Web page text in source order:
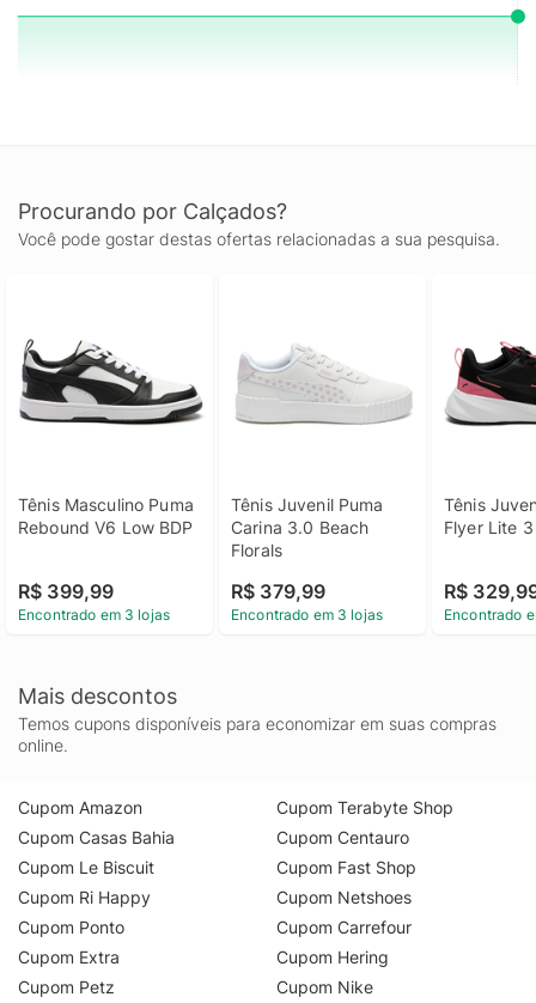
Procurando por Calçados?
Você pode gostar destas ofertas relacionadas a sua pesquisa.
Tênis Masculino Puma
Rebound V6 Low BDP
R$ 399,99
Encontrado em 3 lojas
Tênis Juvenil Puma
Carina 3.0 Beach
Florals
R$ 379,99
Encontrado em 3 lojas
Tênis
Flyer Lite 3
R$
Encontrado
Mais descontos
Temos cupons disponíveis para economizar em suas compras
online.
Cupom Amazon
Cupom Casas Bahia
Cupom Le Biscuit
Cupom Ri Happy
Cupom Ponto
Cupom Extra
Cupom Petz
Cupom Terabyte Shop
Cupom Centauro
Cupom Fast Shop
Cupom Netshoes
Cupom Carrefour
Cupom Hering
Cupom Nike